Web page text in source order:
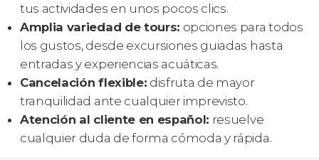
tus actividades en unos pocos clics.
Amplia variedad de tours: opciones para todos
los gustos, desde excursiones guiadas hasta
entradas y experiencias acuáticas.
Cancelación flexible: disfruta de mayor
tranquilidad ante cualquier imprevisto.
Atención al cliente en español: resuelve
cualquier duda de forma cómoda y rápida.